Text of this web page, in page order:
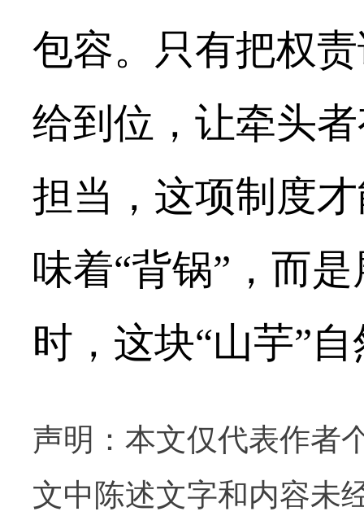
包容。只有把权
给到位，让牵头
担当，这项制度
味着“背锅”，而
时，这块“山芋”
声明：本文仅代表作者
文中陈述文字和内容未